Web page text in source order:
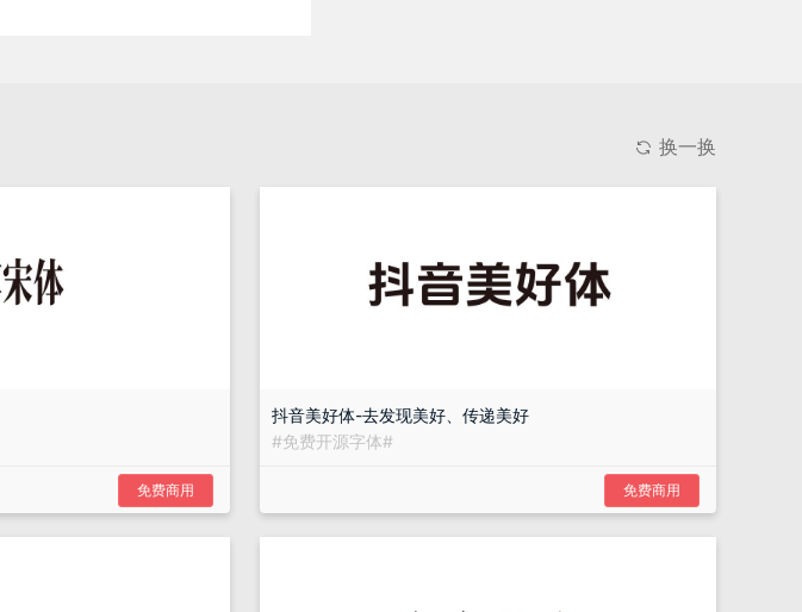
换一换
免费商用
抖音美好体-去发现美好、传递美好
#免费开源字体#
免费商用